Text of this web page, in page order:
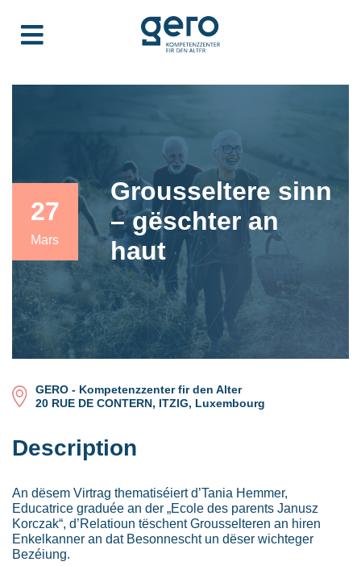
27
Mars
Grousseltere sinn
– gëschter an
haut
GERO - Kompetenzzenter fir den Alter
20 RUE DE CONTERN, ITZIG, Luxembourg
Description
An dësem Virtrag thematiséiert d’Tania Hemmer,
Educatrice graduée an der „Ecole des parents Janusz
Korczak“, d’Relatioun tëschent Grousselteren an hiren
Enkelkanner an dat Besonnescht un dëser wichteger
Bezéiung.